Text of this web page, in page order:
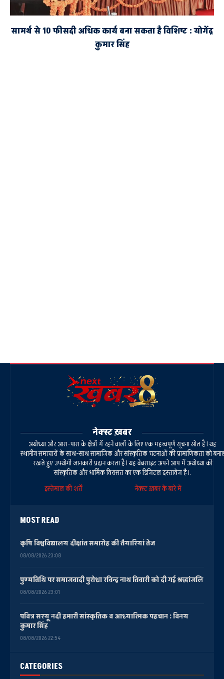
सामर्थ से 10 फीसदी अधिक कार्य बना सकता है विशिष्ट : योगेंद्र
कुमार सिंह
CATEGORIES
नेक्स्ट ख़बर
अयोध्या और आस-पास के क्षेत्रों में रहने वालों के लिए एक महत्वपूर्ण सूचना स्रोत है। यह
स्थानीय समाचारों के साथ-साथ सामाजिक और सांस्कृतिक घटनाओं की प्रामाणिकता को बनाए
रखते हुए उपयोगी जानकारी प्रदान करता है। यह वेबसाइट अपने आप में अयोध्या की
सांस्कृतिक और धार्मिक विरासत का एक डिजिटल दस्तावेज है।.
इस्तेमाल की शर्तें
नेक्स्ट ख़बर के बारे में
MOST READ
कृषि विश्वविद्यालय दीक्षांत समारोह की तैयारियां तेज
08/08/2026 23:08
पुण्यतिथि पर समाजवादी पुरोधा रविन्द्र नाथ तिवारी को दी गई श्रद्धांजलि
08/08/2026 23:01
पवित्र सरयू नदी हमारी सांस्कृतिक व आध्यात्मिक पहचान : विनय
कुमार सिंह
08/08/2026 22:54